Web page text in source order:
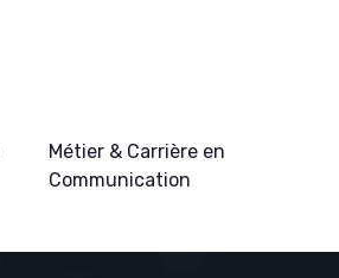
Métier & Carrière en
Communication